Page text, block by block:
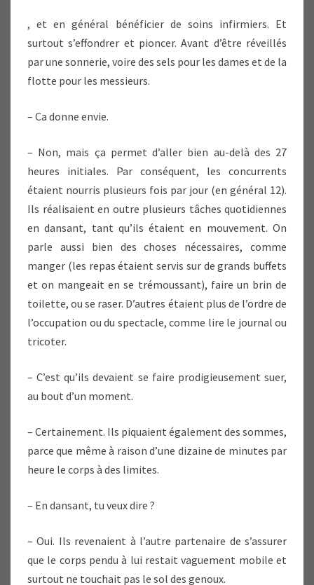
, et en général bénéficier de soins infirmiers. Et
surtout s’effondrer et pioncer. Avant d’être réveillés
par une sonnerie, voire des sels pour les dames et de la
flotte pour les messieurs.
– Ca donne envie.
– Non, mais ça permet d’aller bien au-delà des 27
heures initiales. Par conséquent, les concurrents
étaient nourris plusieurs fois par jour (en général 12).
Ils réalisaient en outre plusieurs tâches quotidiennes
en dansant, tant qu’ils étaient en mouvement. On
parle aussi bien des choses nécessaires, comme
manger (les repas étaient servis sur de grands buffets
et on mangeait en se trémoussant), faire un brin de
toilette, ou se raser. D’autres étaient plus de l’ordre de
l’occupation ou du spectacle, comme lire le journal ou
tricoter.
– C’est qu’ils devaient se faire prodigieusement suer,
au bout d’un moment.
– Certainement. Ils piquaient également des sommes,
parce que même à raison d’une dizaine de minutes par
heure le corps à des limites.
– En dansant, tu veux dire ?
– Oui. Ils revenaient à l’autre partenaire de s’assurer
que le corps pendu à lui restait vaguement mobile et
surtout ne touchait pas le sol des genoux.